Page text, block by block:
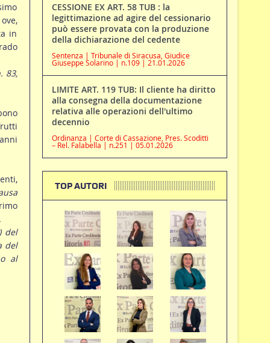
in
83,
del
del
al
CESSIONE EX ART. 58 TUB : la
legittimazione ad agire del cessionario
può essere provata con la produzione
della dichiarazione del cedente
Sentenza | Tribunale di Siracusa, Giudice
Giuseppe Solarino | n.109 | 21.01.2026
LIMITE ART. 119 TUB: Il cliente ha diritto
alla consegna della documentazione
relativa alle operazioni dell'ultimo
decennio
Ordinanza | Corte di Cassazione, Pres. Scoditti
– Rel. Falabella | n.251 | 05.01.2026
TOP AUTORI